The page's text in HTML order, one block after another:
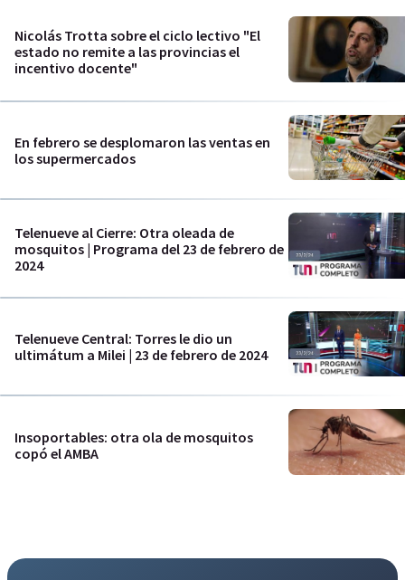
Nicolás Trotta sobre el ciclo lectivo "El
estado no remite a las provincias el
incentivo docente"
En febrero se desplomaron las ventas en
los supermercados
Telenueve al Cierre: Otra oleada de
mosquitos | Programa del 23 de febrero de
2024
Telenueve Central: Torres le dio un
ultimátum a Milei | 23 de febrero de 2024
Insoportables: otra ola de mosquitos
copó el AMBA